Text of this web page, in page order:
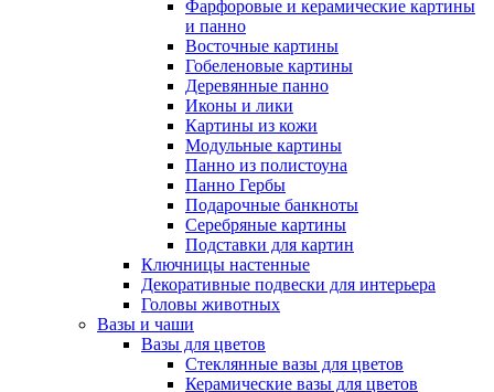
Фарфоровые и керамические картины
и панно
Восточные картины
Гобеленовые картины
Деревянные панно
Иконы и лики
Картины из кожи
Модульные картины
Панно из полистоуна
Панно Гербы
Подарочные банкноты
Серебряные картины
Подставки для картин
Ключницы настенные
Декоративные подвески для интерьера
Головы животных
Вазы и чаши
Вазы для цветов
Стеклянные вазы для цветов
Керамические вазы для цветов